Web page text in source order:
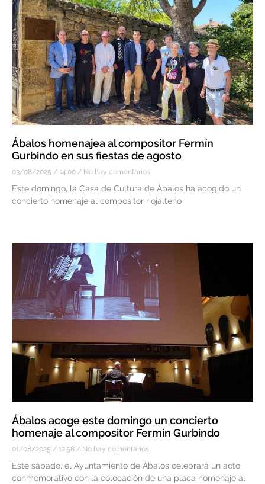
Ábalos homenajea al compositor Fermín
Gurbindo en sus fiestas de agosto
03/08/2025 14:00 No hay comentarios
Este domingo, la Casa de Cultura de Ábalos ha acogido un
concierto homenaje al compositor riojalteño
Ábalos acoge este domingo un concierto
homenaje al compositor Fermín Gurbindo
01/08/2025 12:58 No hay comentarios
Este sábado, el Ayuntamiento de Ábalos celebrará un acto
conmemorativo con la colocación de una placa homenaje al